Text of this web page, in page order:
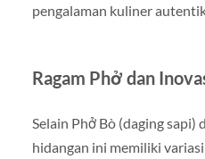
pengalaman kuliner
Ragam Phở dan
Selain Phở Bò (daging sapi)
hidangan ini memiliki